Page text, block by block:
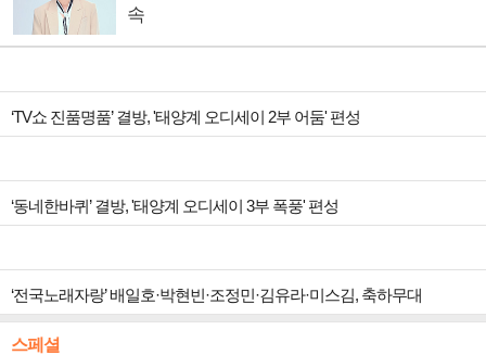
속
‘TV쇼 진품명품’ 결방, '태양계 오디세이 2부 어둠' 편성
‘동네한바퀴’ 결방, '태양계 오디세이 3부 폭풍' 편성
‘전국노래자랑’ 배일호·박현빈·조정민·김유라·미스김, 축하무대
스페셜